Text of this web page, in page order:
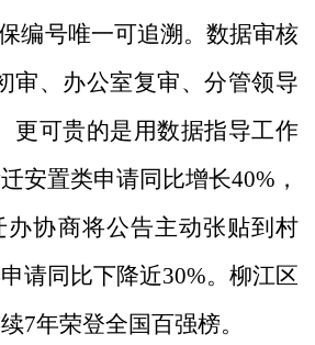
编号唯一可追溯。数据审核
审、办公室复审、分管领导
更可贵的是用数据指导工作
置类申请同比增长40%，
办协商将公告主动张贴到村
请同比下降近30%。柳江区
7年荣登全国百强榜。